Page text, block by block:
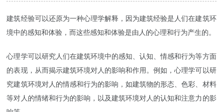
建筑经验可以还原为一种心理学解释，因为建筑经验是人们在建筑环
境中的感知和体验，而这些感知和体验是由人的心理和行为产生的。
心理学可以研究人们在建筑环境中的感知、认知、情感和行为等方面
的表现，从而揭示建筑环境对人的影响和作用。例如，心理学可以研
究建筑环境对人的情感和行为的影响，如建筑物的形态、色彩、材料
等对人的情绪和行为的影响，以及建筑环境对人的认知和注意力的影